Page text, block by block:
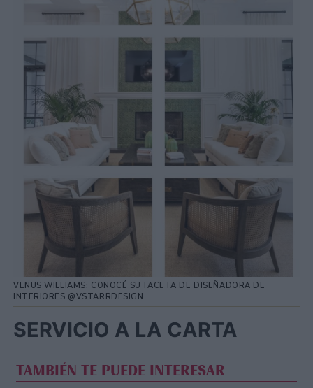
VENUS WILLIAMS: CONOCÉ SU FACETA DE DISEÑADORA DE
INTERIORES @VSTARRDESIGN
SERVICIO A LA CARTA
TAMBIÉN TE PUEDE INTERESAR